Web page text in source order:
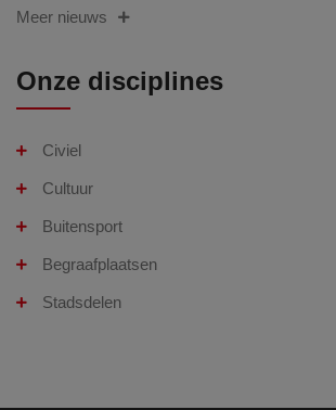
Meer nieuws
Onze disciplines
Civiel
Cultuur
Buitensport
Begraafplaatsen
Stadsdelen